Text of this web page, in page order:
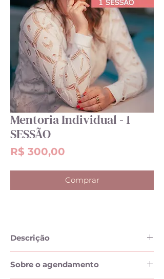
Mentoria Individual - 1
SESSÃO
R$ 300,00
Comprar
Descrição
o atendimento nutricional em
Sobre o agendamento